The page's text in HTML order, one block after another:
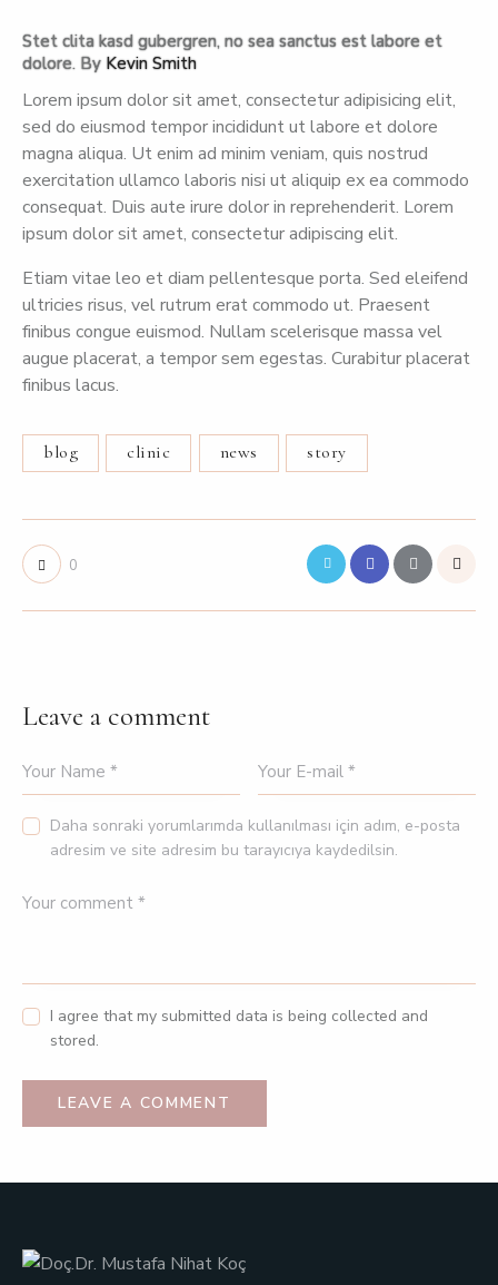
Stet clita kasd gubergren, no sea sanctus est labore et
dolore. By Kevin Smith
Lorem ipsum dolor sit amet, consectetur adipisicing elit,
sed do eiusmod tempor incididunt ut labore et dolore
magna aliqua. Ut enim ad minim veniam, quis nostrud
exercitation ullamco laboris nisi ut aliquip ex ea commodo
consequat. Duis aute irure dolor in reprehenderit. Lorem
ipsum dolor sit amet, consectetur adipiscing elit.
Etiam vitae leo et diam pellentesque porta. Sed eleifend
ultricies risus, vel rutrum erat commodo ut. Praesent
finibus congue euismod. Nullam scelerisque massa vel
augue placerat, a tempor sem egestas. Curabitur placerat
finibus lacus.
blog clinic news story
0
Leave a comment
Daha sonraki yorumlarımda kullanılması için adım, e-posta
adresim ve site adresim bu tarayıcıya kaydedilsin.
I agree that my submitted data is being collected and
stored.